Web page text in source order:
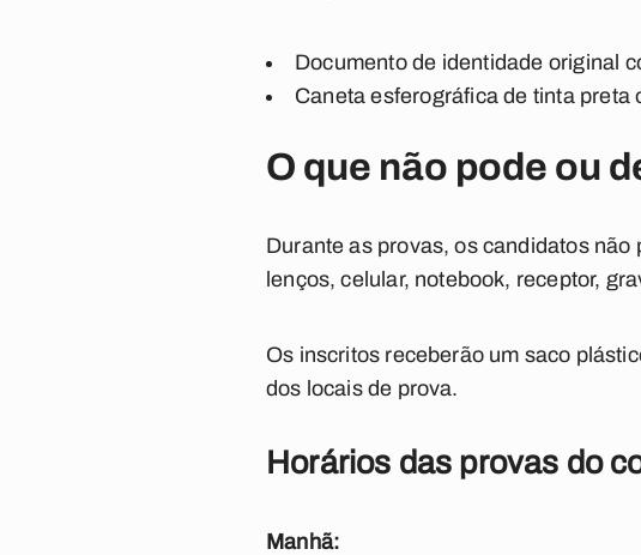
Documento de identidade original
Caneta esferográfica de tinta
O que não pode ou
Durante as provas, os candidatos
lenços, celular, notebook, receptor,
Os inscritos receberão um saco
dos locais de prova.
Horários das provas do
Manhã: